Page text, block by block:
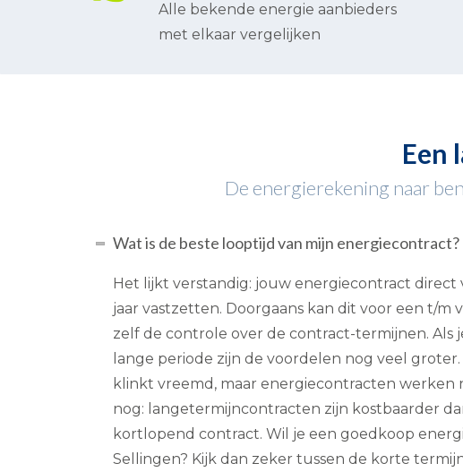
Alle bekende energie aanbieders
met elkaar vergelijken
Een
De energierekening naar
Wat is de beste looptijd van mijn energiecontract?
Het lijkt verstandig: jouw energiecontract direct
jaar vastzetten. Doorgaans kan dit voor een t/m
zelf de controle over de contract-termijnen. Als
lange periode zijn de voordelen nog veel
klinkt vreemd, maar energiecontracten werken
nog: langetermijncontracten zijn kostbaarder
kortlopend contract. Wil je een goedkoop
Sellingen? Kijk dan zeker tussen de korte